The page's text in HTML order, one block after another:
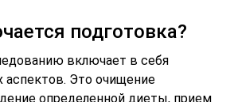
подготовка?
включает в себя
аспектов. Это очищение
определенной диеты, прием